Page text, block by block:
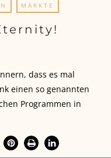
MÄRKTE
dass es mal
einen so genannten
Programmen in